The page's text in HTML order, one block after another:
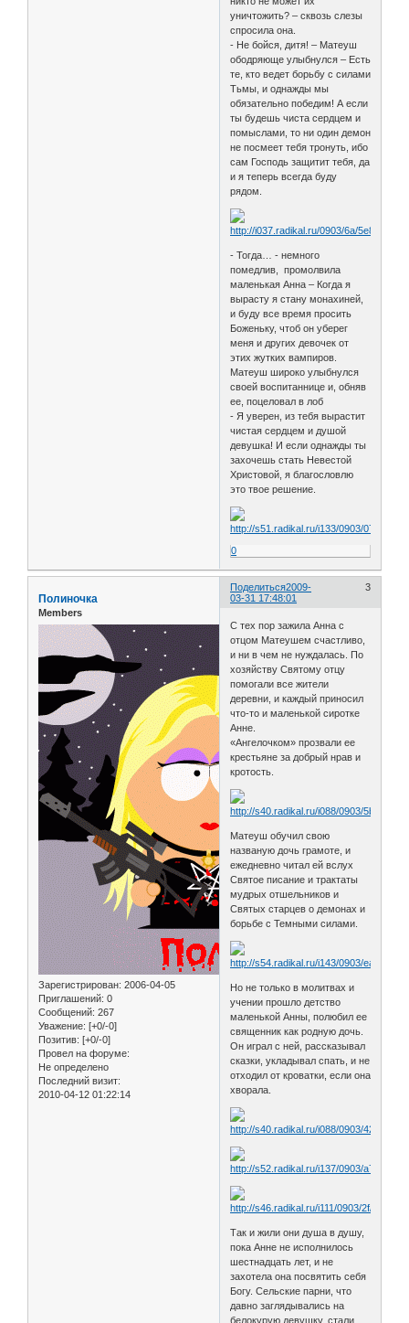
уничтожить? – сквозь слезы
спросила она.
- Не бойся, дитя! – Матеуш
ободряюще улыбнулся – Есть
те, кто ведет борьбу с силами
Тьмы, и однажды мы
обязательно победим! А если
ты будешь чиста сердцем и
помыслами, то ни один демон
не посмеет тебя тронуть, ибо
сам Господь защитит тебя, да
и я теперь всегда буду
рядом.
- Тогда… - немного
помедлив, промолвила
маленькая Анна – Когда я
вырасту я стану монахиней,
и буду все время просить
Боженьку, чтоб он уберег
меня и других девочек от
этих жутких вампиров.
Матеуш широко улыбнулся
своей воспитаннице и, обняв
ее, поцеловал в лоб
- Я уверен, из тебя вырастит
чистая сердцем и душой
девушка! И если однажды ты
захочешь стать Невестой
Христовой, я благословлю
это твое решение.
0
Поделиться 3
2009-
03-31 17:48:01
Полиночка
Members
Зарегистрирован: 2006-04-05
Приглашений: 0
Сообщений: 267
Уважение: [+0/-0]
Позитив: [+0/-0]
Провел на форуме:
Не определено
Последний визит:
2010-04-12 01:22:14
С тех пор зажила Анна с
отцом Матеушем счастливо,
и ни в чем не нуждалась. По
хозяйству Святому отцу
помогали все жители
деревни, и каждый приносил
что-то и маленькой сиротке
Анне.
«Ангелочком» прозвали ее
крестьяне за добрый нрав и
кротость.
Матеуш обучил свою
названую дочь грамоте, и
ежедневно читал ей вслух
Святое писание и трактаты
мудрых отшельников и
Святых старцев о демонах и
борьбе с Темными силами.
Но не только в молитвах и
учении прошло детство
маленькой Анны, полюбил ее
священник как родную дочь.
Он играл с ней, рассказывал
сказки, укладывал спать, и не
отходил от кроватки, если она
хворала.
Так и жили они душа в душу,
пока Анне не исполнилось
шестнадцать лет, и не
захотела она посвятить себя
Богу. Сельские парни, что
давно заглядывались на
белокурую девушку, стали